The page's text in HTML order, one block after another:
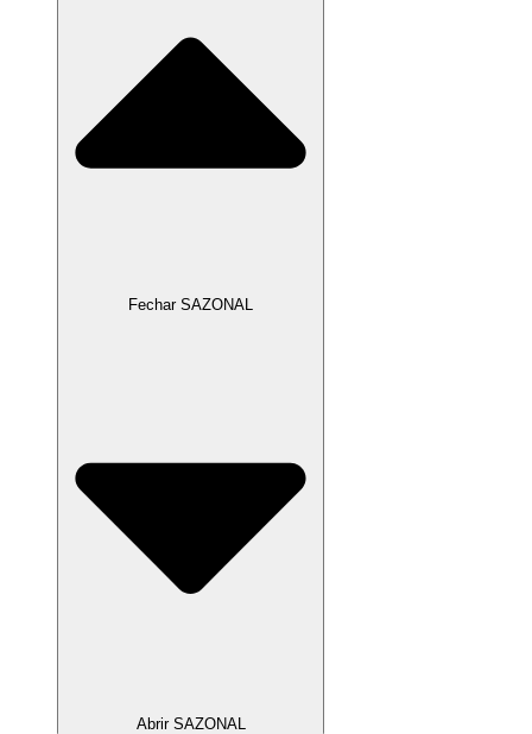
Fechar SAZONAL
Abrir SAZONAL